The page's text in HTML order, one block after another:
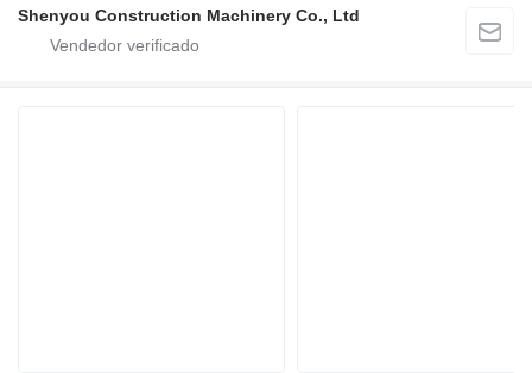
Shenyou Construction Machinery Co., Ltd